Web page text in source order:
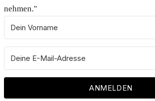
nehmen."
ANMELDEN